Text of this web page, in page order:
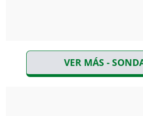
VER MÁS -